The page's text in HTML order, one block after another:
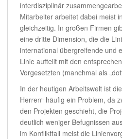
interdisziplinär
Mitarbeiter arbeitet dabei meist
gleichzeitig. In großen Firmen
eine dritte Dimension, die die
international übergreifende und
Linie aufteilt mit den
Vorgesetzten (manchmal als
In der heutigen Arbeitswelt ist
Herren“ häufig ein Problem, da
den Projekten geschieht, die
deutlich weniger Befugnissen
im Konfliktfall meist die